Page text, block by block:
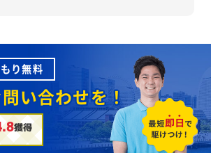
り無料
い合わせを！
獲得